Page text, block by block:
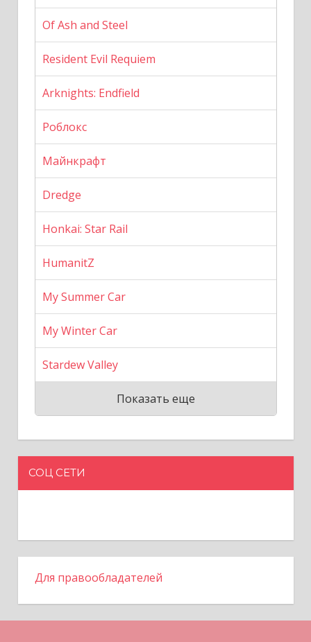
Of Ash and Steel
Resident Evil Requiem
Arknights: Endfield
Роблокс
Майнкрафт
Dredge
Honkai: Star Rail
HumanitZ
My Summer Car
My Winter Car
Stardew Valley
Показать еще
СОЦ СЕТИ
Для правообладателей